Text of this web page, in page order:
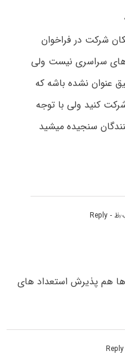
شرکت در فراخوان
های سراسری نیست ولی
عنوان نشده باشه که
کنید ولی با توجه
سنجیده میشید
- Reply
هم پذیرش استعداد های